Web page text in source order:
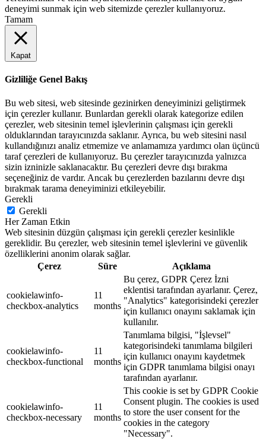
deneyimi sunmak için web sitemizde çerezler kullanıyoruz.
Tamam
Kapat
Gizliliğe Genel Bakış
Bu web sitesi, web sitesinde gezinirken deneyiminizi geliştirmek
için çerezler kullanır. Bunlardan gerekli olarak kategorize edilen
çerezler, web sitesinin temel işlevlerinin çalışması için gerekli
olduklarından tarayıcınızda saklanır. Ayrıca, bu web sitesini nasıl
kullandığınızı analiz etmemize ve anlamamıza yardımcı olan üçüncü
taraf çerezleri de kullanıyoruz. Bu çerezler tarayıcınızda yalnızca
sizin izninizle saklanacaktır. Bu çerezleri devre dışı bırakma
seçeneğiniz de vardır. Ancak bu çerezlerden bazılarını devre dışı
bırakmak tarama deneyiminizi etkileyebilir.
Gerekli
Gerekli
Her Zaman Etkin
Web sitesinin düzgün çalışması için gerekli çerezler kesinlikle
gereklidir. Bu çerezler, web sitesinin temel işlevlerini ve güvenlik
özelliklerini anonim olarak sağlar.
Çerez
Süre Açıklama
cookielawinfo-
checkbox-analytics
11
months
Bu çerez, GDPR Çerez İzni
eklentisi tarafından ayarlanır. Çerez,
"Analytics" kategorisindeki çerezler
için kullanıcı onayını saklamak için
kullanılır.
cookielawinfo-
checkbox-functional
11
months
Tanımlama bilgisi, "İşlevsel"
kategorisindeki tanımlama bilgileri
için kullanıcı onayını kaydetmek
için GDPR tanımlama bilgisi onayı
tarafından ayarlanır.
cookielawinfo-
checkbox-necessary
11
months
This cookie is set by GDPR Cookie
Consent plugin. The cookies is used
to store the user consent for the
cookies in the category
"Necessary".